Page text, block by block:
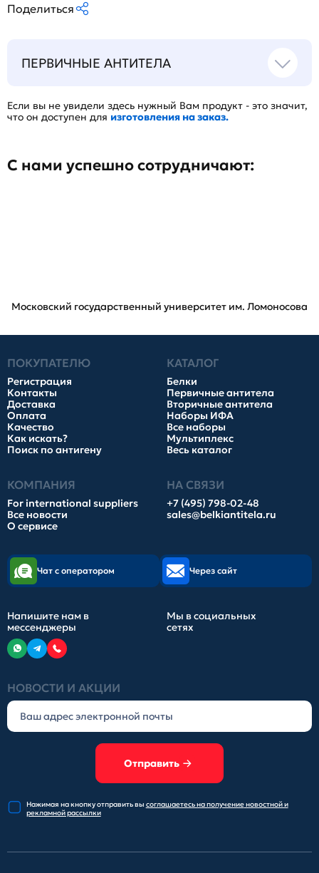
Поделиться
ПЕРВИЧНЫЕ АНТИТЕЛА
Если вы не увидели здесь нужный Вам продукт - это значит,
что он доступен для изготовления на заказ.
С нами успешно сотрудничают:
Московский государственный университет им. Ломоносова
ПОКУПАТЕЛЮ
Регистрация
Контакты
Доставка
Оплата
Качество
Как искать?
Поиск по антигену
КАТАЛОГ
Белки
Первичные антитела
Вторичные антитела
Наборы ИФА
Все наборы
Мультиплекс
Весь каталог
КОМПАНИЯ
For international suppliers
Все новости
О сервисе
НА СВЯЗИ
+7 (495) 798-02-48
sales@belkiantitela.ru
НОВОСТИ И АКЦИИ
Отправить
Нажимая на кнопку отправитьвы соглашаетесь на получениеновостной и
рекламной рассылки
Чат с оператором Через сайт
Напишите нам в
мессенджеры
Мы в социальных
сетях